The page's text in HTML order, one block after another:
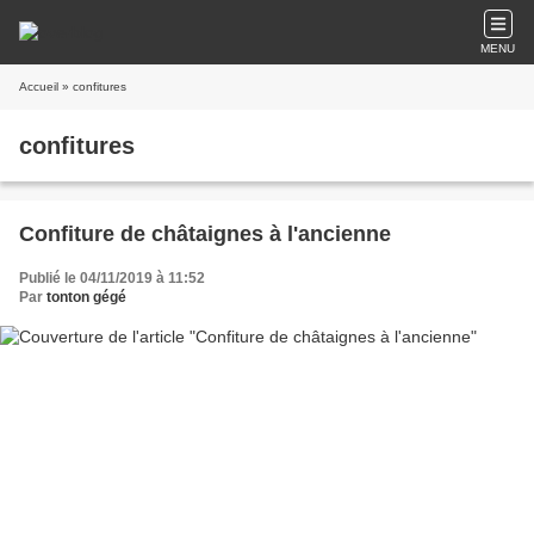
MENU
Accueil » confitures
confitures
Confiture de châtaignes à l'ancienne
Publié le 04/11/2019 à 11:52
Par tonton gégé